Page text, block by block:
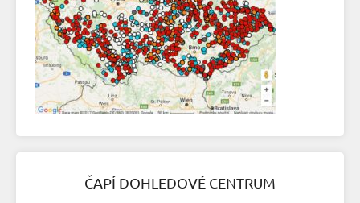
ČAPÍ DOHLEDOVÉ CENTRUM